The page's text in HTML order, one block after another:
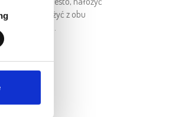
11.Smażyć z obu
Smacznego.